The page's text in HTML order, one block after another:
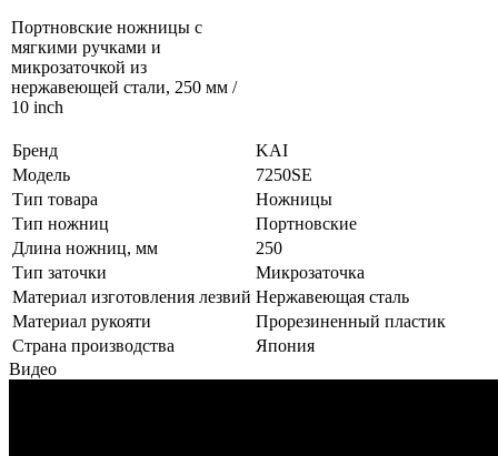
Портновские ножницы с
мягкими ручками и
микрозаточкой из
нержавеющей стали, 250 мм /
10 inch
Бренд
KAI
Модель
7250SE
Тип товара
Ножницы
Тип ножниц
Портновские
Длина ножниц, мм
250
Тип заточки
Микрозаточка
Материал изготовления лезвий Нержавеющая сталь
Материал рукояти
Прорезиненный пластик
Страна производства
Япония
Видео